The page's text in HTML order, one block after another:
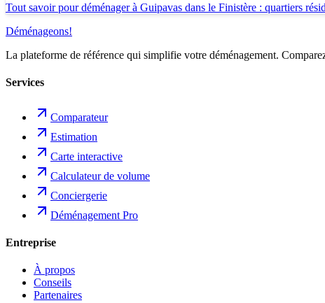
Tout savoir pour déménager à Guipavas dans le Finistère : quartiers
Déménageons!
La plateforme de référence qui simplifie votre déménagement.
Services
Comparateur
Estimation
Carte interactive
Calculateur de volume
Conciergerie
Déménagement Pro
Entreprise
À propos
Conseils
Partenaires